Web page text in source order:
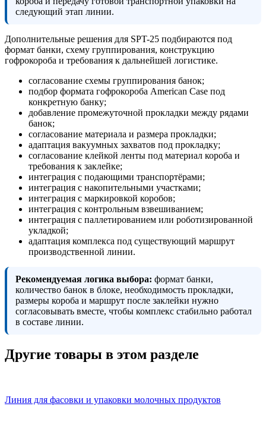
следующий этап линии.
Дополнительные решения для SPT-25 подбираются под
формат банки, схему группирования, конструкцию
гофрокороба и требования к дальнейшей логистике.
согласование схемы группирования банок;
подбор формата гофрокороба American Case под
конкретную банку;
добавление промежуточной прокладки между рядами
банок;
согласование материала и размера прокладки;
адаптация вакуумных захватов под прокладку;
согласование клейкой ленты под материал короба и
требования к заклейке;
интеграция с подающими транспортёрами;
интеграция с накопительными участками;
интеграция с маркировкой коробов;
интеграция с контрольным взвешиванием;
интеграция с паллетированием или роботизированной
укладкой;
адаптация комплекса под существующий маршрут
производственной линии.
Рекомендуемая логика выбора: формат банки,
количество банок в блоке, необходимость прокладки,
размеры короба и маршрут после заклейки нужно
согласовывать вместе, чтобы комплекс стабильно работал
в составе линии.
Другие товары в этом разделе
Линия для фасовки и упаковки молочных продуктов